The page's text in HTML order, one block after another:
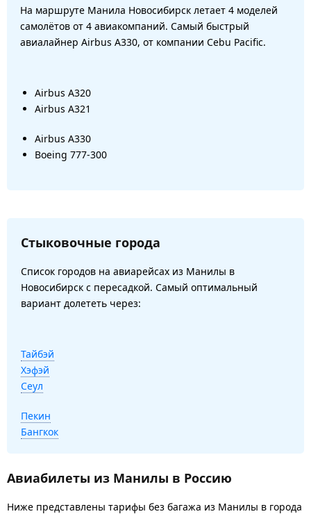
На маршруте Манила Новосибирск летает 4 моделей
самолётов от 4 авиакомпаний. Самый быстрый
авиалайнер Airbus A330, от компании Cebu Pacific.
Airbus A320
Airbus A321
Airbus A330
Boeing 777-300
Стыковочные города
Список городов на авиарейсах из Манилы в
Новосибирск с пересадкой. Самый оптимальный
вариант долететь через:
Тайбэй
Хэфэй
Сеул
Пекин
Бангкок
Авиабилеты из Манилы в Россию
Ниже представлены тарифы без багажа из Манилы в города